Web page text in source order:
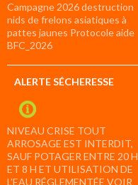
Campagne 2026 destruction
nids de frelons asiatiques à
pattes jaunes Protocole aide
BFC_2026
ALERTE SÉCHERESSE
NIVEAU CRISE TOUT
ARROSAGE EST INTERDIT,
SAUF POTAGER ENTRE 20 H
ET 8 H ET UTILISATION DE
L’EAU RÉGLEMENTÉE VOIR